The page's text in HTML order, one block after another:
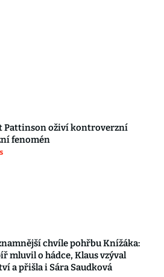
Pattinson oživí kontroverzní
fenomén
chvíle pohřbu Knížáka:
mluvil o hádce, Klaus vzýval
a přišla i Sára Saudková